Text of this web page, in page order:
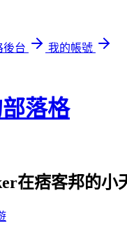
後台
我的帳號
落格
在痞客邦的小